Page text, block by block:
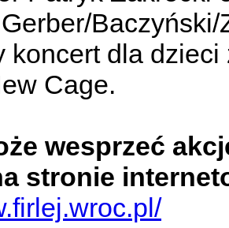
koncert dla dzieci
Cage.
wesprzeć
stronie